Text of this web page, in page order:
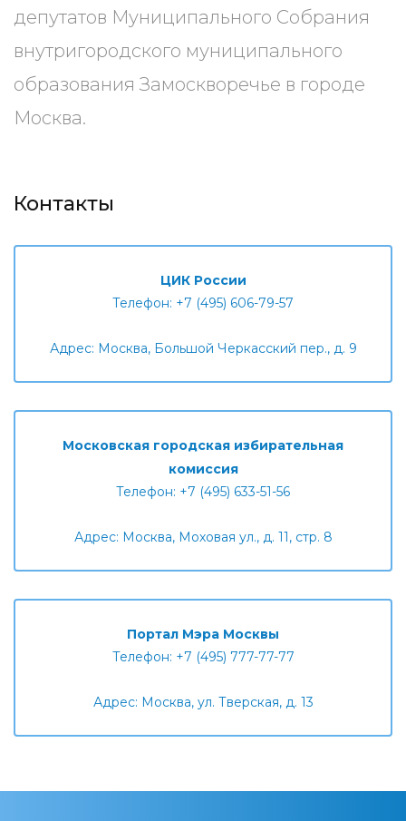
депутатов Муниципального Собрания
внутригородского муниципального
образования Замоскворечье в городе
Москва.
Контакты
ЦИК России
Телефон: +7 (495) 606-79-57
Адрес: Москва, Большой Черкасский пер., д. 9
Московская городская избирательная
комиссия
Телефон: +7 (495) 633-51-56
Адрес: Москва, Моховая ул., д. 11, стр. 8
Портал Мэра Москвы
Телефон: +7 (495) 777-77-77
Адрес: Москва, ул. Тверская, д. 13